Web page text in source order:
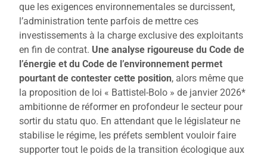
que les exigences environnementales se durcissent,
l’administration tente parfois de mettre ces
investissements à la charge exclusive des exploitants
en fin de contrat. Une analyse rigoureuse du Code de
l’énergie et du Code de l’environnement permet
pourtant de contester cette position, alors même que
la proposition de loi « Battistel-Bolo » de janvier 2026*
ambitionne de réformer en profondeur le secteur pour
sortir du statu quo. En attendant que le législateur ne
stabilise le régime, les préfets semblent vouloir faire
supporter tout le poids de la transition écologique aux